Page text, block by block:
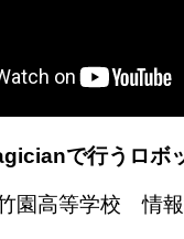
で行うロボ
園高等学校 情